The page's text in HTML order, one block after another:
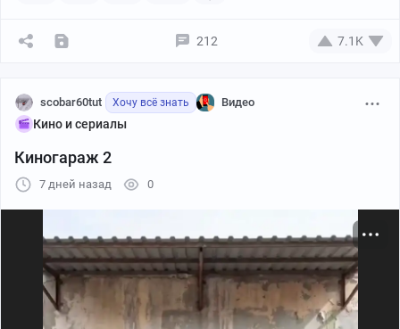
212 7.1K
scobar60tut Хочу всё знать Видео
Кино и сериалы
Киногараж 2
7 дней назад 0